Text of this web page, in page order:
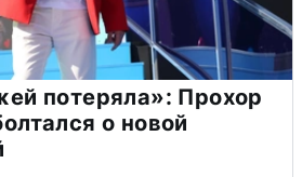
потеряла»: Прохор
о новой